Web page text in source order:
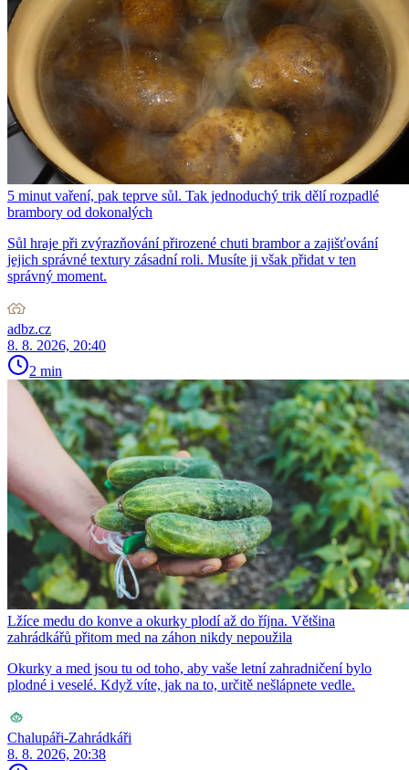
5 minut vaření, pak teprve sůl. Tak jednoduchý trik dělí rozpadlé
brambory od dokonalých
Sůl hraje při zvýrazňování přirozené chuti brambor a zajišťování
jejich správné textury zásadní roli. Musíte ji však přidat v ten
správný moment.
adbz.cz
8. 8. 2026, 20:40
2 min
Lžíce medu do konve a okurky plodí až do října. Většina
zahrádkářů přitom med na záhon nikdy nepoužila
Okurky a med jsou tu od toho, aby vaše letní zahradničení bylo
plodné i veselé. Když víte, jak na to, určitě nešlápnete vedle.
Chalupáři-Zahrádkáři
8. 8. 2026, 20:38